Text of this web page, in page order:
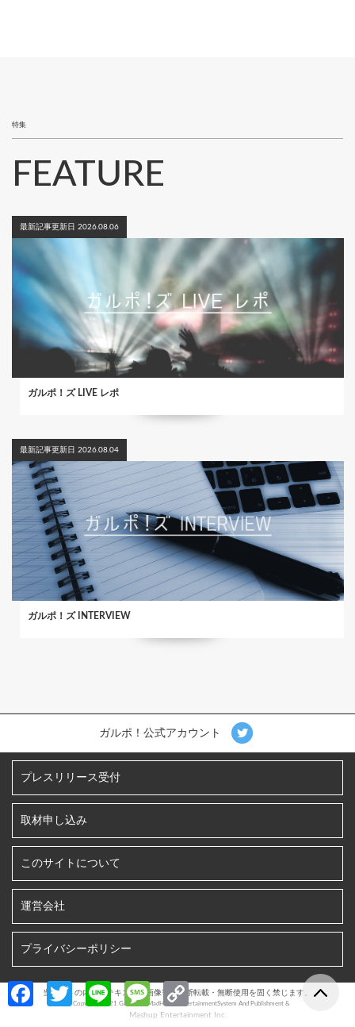
Fa T
Li
M
es
C
o
特集
FEATURE
最新記事更新日 2026.08.06
ガルポ！ズ LIVE レポ
最新記事更新日 2026.08.04
ガルポ！ズ INTERVIEW
ガルポ！公式アカウント
プレスリリース受付
取材申し込み
このサイトについて
運営会社
プライバシーポリシー
当サイトの内容、テキスト、画像等の無断転載・無断使用を固く禁じます。
©︎ Copyright 2021 GALPO! / MadHoneyEntertainmentSystem And Publishment &
Mashup Entertainment Inc.